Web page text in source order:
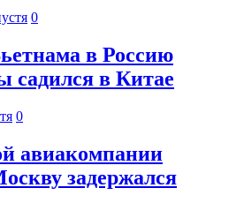
0
в Россию
садился в Китае
0
авиакомпании
задержался